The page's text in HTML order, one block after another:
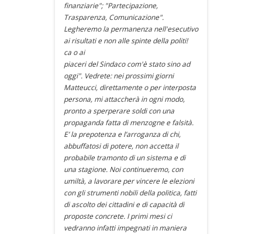
finanziarie"; "Partecipazione,
Trasparenza, Comunicazione".
Legheremo la permanenza nell'esecutivo
ai risultati e non alle spinte della politi!
ca o ai
piaceri del Sindaco com'è stato sino ad
oggi". Vedrete: nei prossimi giorni
Matteucci, direttamente o per interposta
persona, mi attaccherà in ogni modo,
pronto a sperperare soldi con una
propaganda fatta di menzogne e falsità.
E’ la prepotenza e l’arroganza di chi,
abbuffatosi di potere, non accetta il
probabile tramonto di un sistema e di
una stagione. Noi continueremo, con
umiltà, a lavorare per vincere le elezioni
con gli strumenti nobili della politica, fatti
di ascolto dei cittadini e di capacità di
proposte concrete. I primi mesi ci
vedranno infatti impegnati in maniera